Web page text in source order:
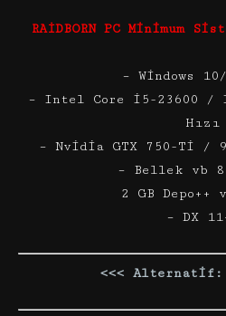
RAİDBORN PC Minimum
– Windows
– Intel Core i5-23600 /
Hızı
– Nvidia GTX 750-Ti /
– Bellek vb 8
2 GB Depo++
– DX
<<< Alternatif: